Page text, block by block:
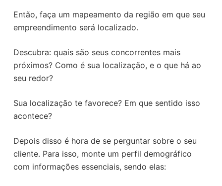
Então, faça um mapeamento da região em que seu
empreendimento será localizado.
Descubra: quais são seus concorrentes mais
próximos? Como é sua localização, e o que há ao
seu redor?
Sua localização te favorece? Em que sentido isso
acontece?
Depois disso é hora de se perguntar sobre o seu
cliente. Para isso, monte um perfil demográfico
com informações essenciais, sendo elas: